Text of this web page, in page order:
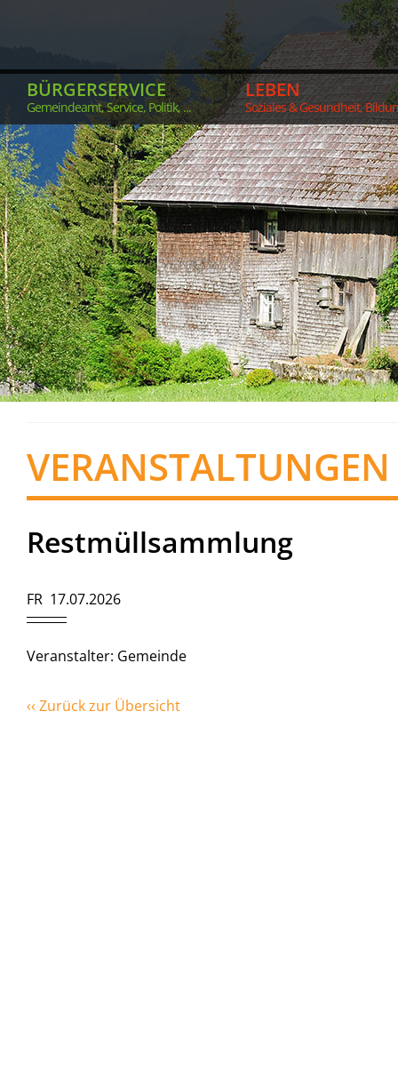
BÜRGERSERVICE
Gemeindeamt, Service, Politik, ...
LEBEN
Soziales & Gesundheit,
VERANSTALTUNGEN
Restmüllsammlung
FR 17.07.2026
Veranstalter: Gemeinde
‹‹ Zurück zur Übersicht